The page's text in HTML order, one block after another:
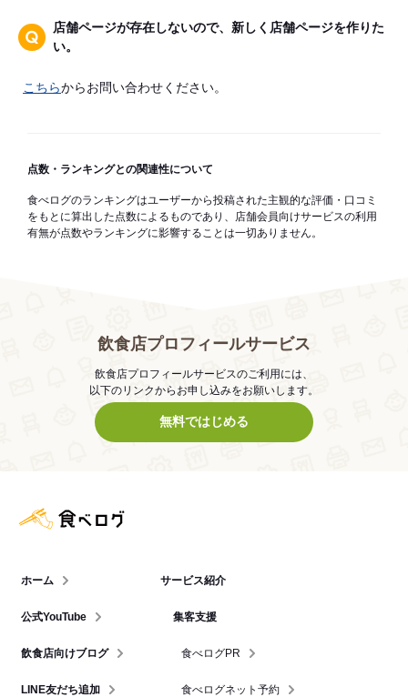
店舗ページが存在しないので、新しく店舗ページを作りた
い。
こちらからお問い合わせください。
点数・ランキングとの関連性について
食べログのランキングはユーザーから投稿された主観的な評価・口コミ
をもとに算出した点数によるものであり、店舗会員向けサービスの利用
有無が点数やランキングに影響することは一切ありません。
飲食店プロフィールサービス
飲食店プロフィールサービスのご利用には、
以下のリンクからお申し込みをお願いします。
無料ではじめる
ホーム
公式YouTube
飲食店向けブログ
LINE友だち追加
サービス紹介
集客支援
食べログPR
食べログネット予約